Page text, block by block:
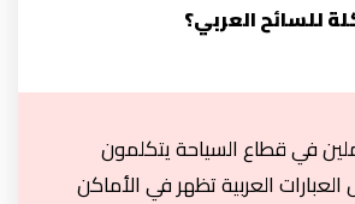
للسائح العربي؟
في قطاع السياحة يتكلمون
العبارات العربية تظهر في الأماكن